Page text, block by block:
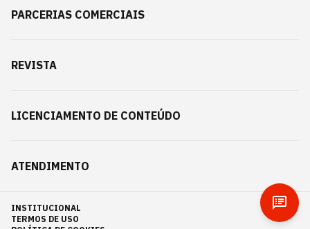
PARCERIAS COMERCIAIS
REVISTA
LICENCIAMENTO DE CONTEÚDO
ATENDIMENTO
INSTITUCIONAL
TERMOS DE USO